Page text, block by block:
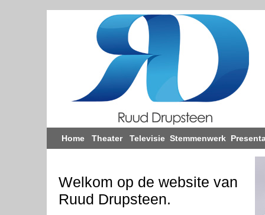
Home Theater Televisie Stemmenwerk
Welkom op de website van
Ruud Drupsteen.